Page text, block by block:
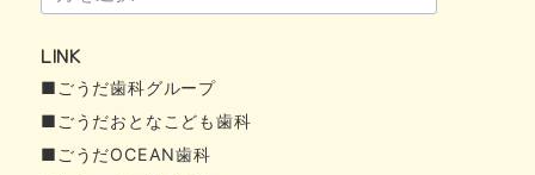
カ
イ
ブ
LINK
■ごうだ歯科グループ
■ごうだおとなこども歯科
■ごうだOCEAN歯科